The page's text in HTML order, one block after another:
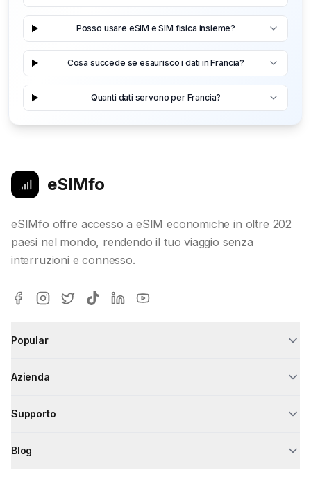
Posso usare eSIM e SIM fisica insieme?
Cosa succede se esaurisco i dati in Francia?
Quanti dati servono per Francia?
eSIMfo
eSIMfo offre accesso a eSIM economiche in oltre 202
paesi nel mondo, rendendo il tuo viaggio senza
interruzioni e connesso.
Popular
Azienda
Supporto
Blog